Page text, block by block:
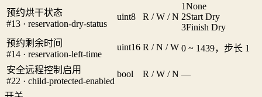
预约烘干状态
#13 · reservation-dry-status
uint8 R / W / N
1None
2Start Dry
3Finish Dry
预约剩余时间
#14 · reservation-left-time
uint16 R / N / W 0 ~ 1439，步长 1
安全远程控制启用
#22 · child-protected-enabled
bool R / W / N —